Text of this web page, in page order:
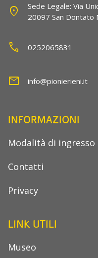
location_on
Sede Legale: Via
20097 San Dontato
call 0252065831
mail info@pionierieni.it
INFORMAZIONI
Modalità di ingresso
Contatti
Privacy
LINK UTILI
Museo